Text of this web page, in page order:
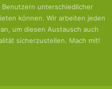
unterschiedlicher
können. Wir arbeiten jeden
um diesen Austausch auch
sicherzustellen. Mach mit!